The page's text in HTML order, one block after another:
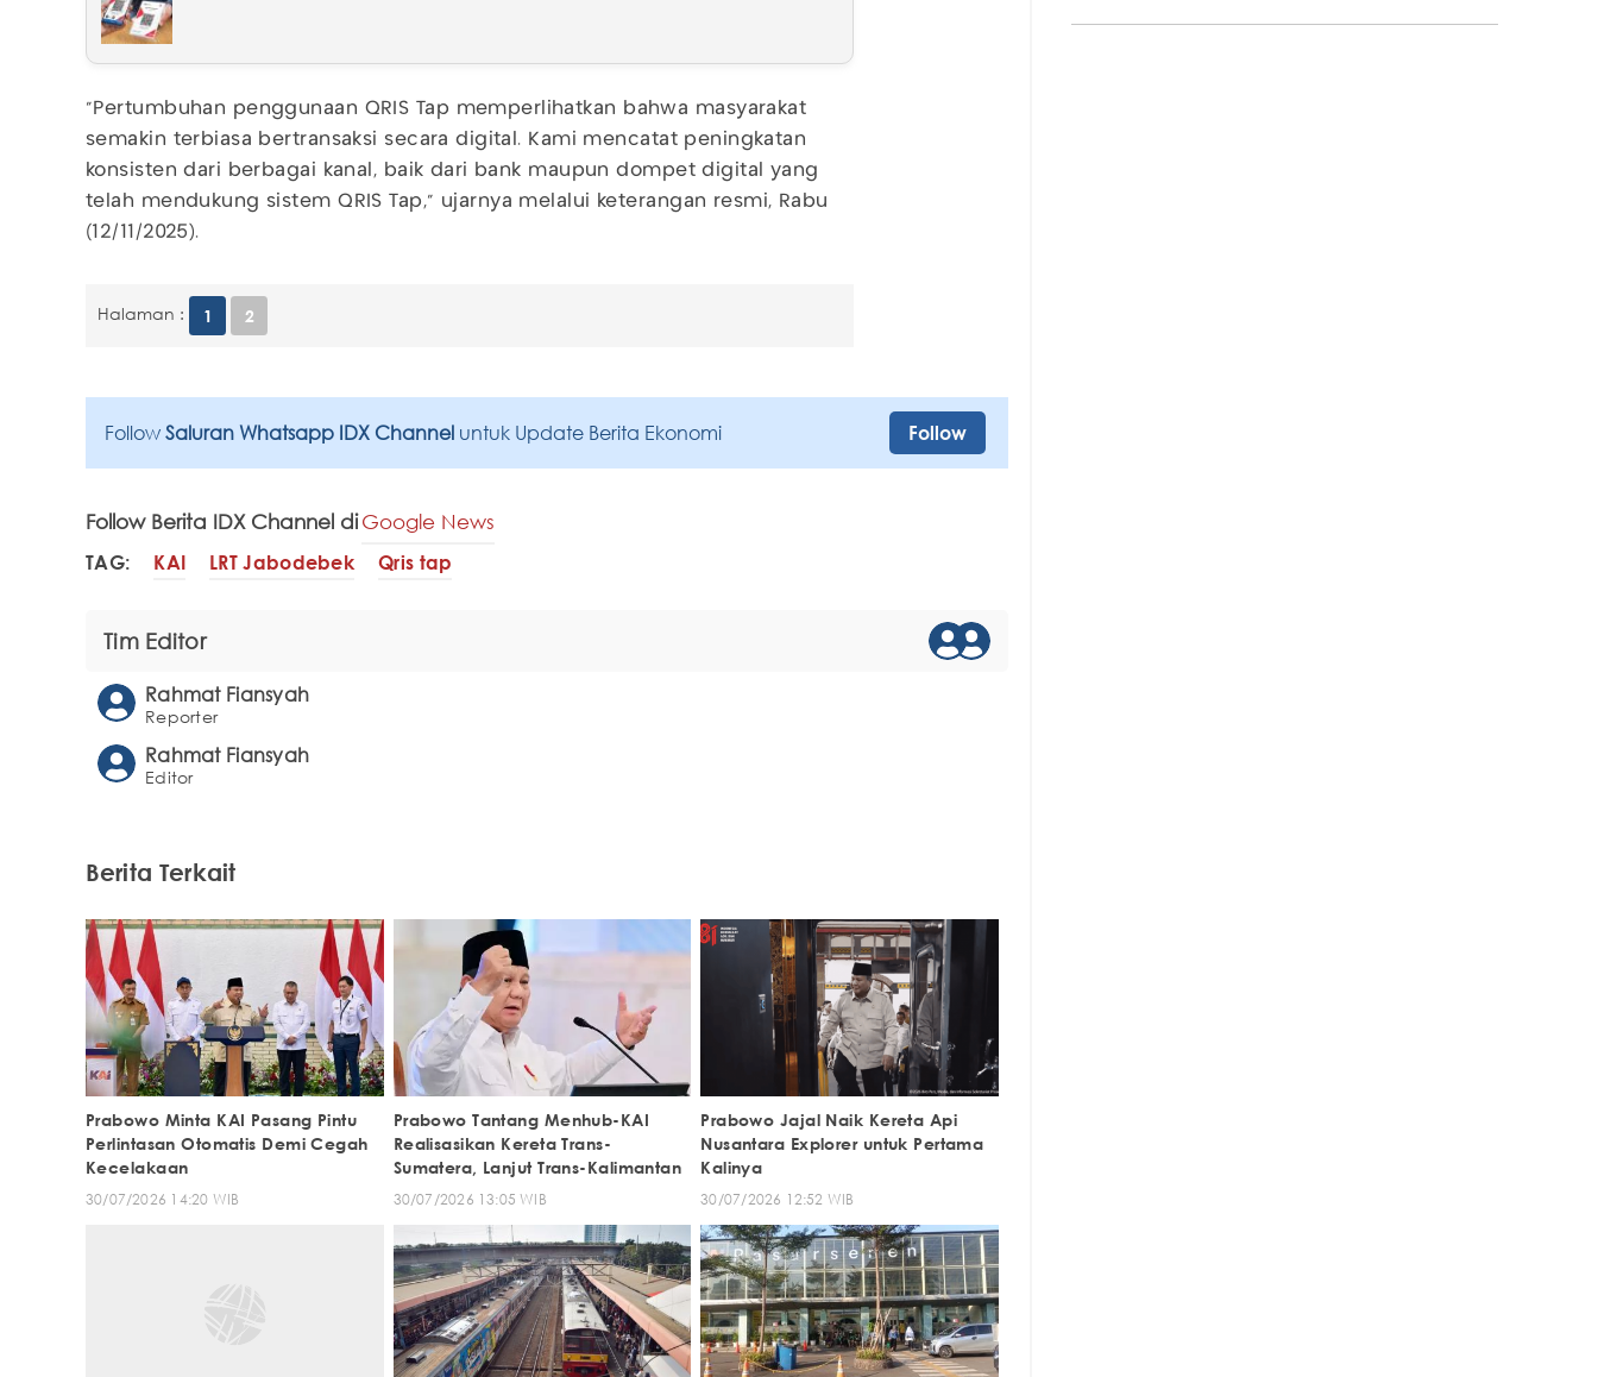
“Pertumbuhan penggunaan QRIS Tap memperlihatkan bahwa masyarakat
semakin terbiasa bertransaksi secara digital. Kami mencatat peningkatan
konsisten dari berbagai kanal, baik dari bank maupun dompet digital yang
telah mendukung sistem QRIS Tap," ujarnya melalui keterangan resmi, Rabu
(12/11/2025).
Halaman : 1 2
Follow Saluran Whatsapp IDX Channel untuk Update Berita Ekonomi Follow
Follow Berita IDX Channel diGoogle News
TAG: KAI LRT Jabodebek Qris tap
Tim Editor
Rahmat Fiansyah
Reporter
Rahmat Fiansyah
Editor
Berita Terkait
Prabowo Minta KAI Pasang Pintu
Perlintasan Otomatis Demi Cegah
Kecelakaan
30/07/2026 14:20 WIB
Prabowo Tantang Menhub-KAI
Realisasikan Kereta Trans-
Sumatera, Lanjut Trans-Kalimantan
30/07/2026 13:05 WIB
Prabowo Jajal Naik Kereta Api
Nusantara Explorer untuk Pertama
Kalinya
30/07/2026 12:52 WIB